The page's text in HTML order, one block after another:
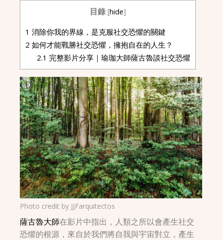
目錄 [hide]
1 消除你我的界線，是克服社交恐懼的關鍵
2 如何才能戰勝社交恐懼，擁抱自在的人生？
2.1 完整影片分享｜瑜珈大師薩古魯談社交恐懼
Photo credit by JJFarquitectos
薩古魯大師在影片中指出，人類之所以會產生社交
恐懼的根源，來自於我們將自我與宇宙對立，產生